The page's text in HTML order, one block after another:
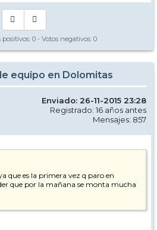
positivos: 0 - Votos negativos: 0
equipo en Dolomitas
Enviado: 26-11-2015 23:28
Registrado: 16 años antes
Mensajes: 857
que es la primera vez q paro en
que por la mañana se monta mucha